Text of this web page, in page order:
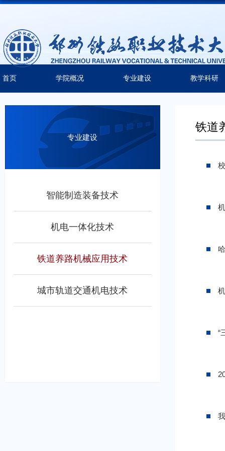
首页 学院概况 专业建设 教学科研
专业建设
智能制造装备技术
机电一体化技术
铁道养路机械应用技术
城市轨道交通机电技术
铁道
“